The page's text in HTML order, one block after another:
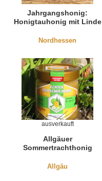
Jahrgangshonig:
Honigtauhonig mit Linde
Nordhessen
Allgäuer
Sommertrachthonig
Allgäu
ausverkauft